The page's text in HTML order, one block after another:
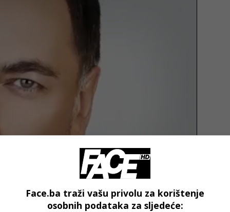
a, istakao je da još nije vrijeme za konačne
Face.ba traži vašu privolu za korištenje
osobnih podataka za sljedeće: